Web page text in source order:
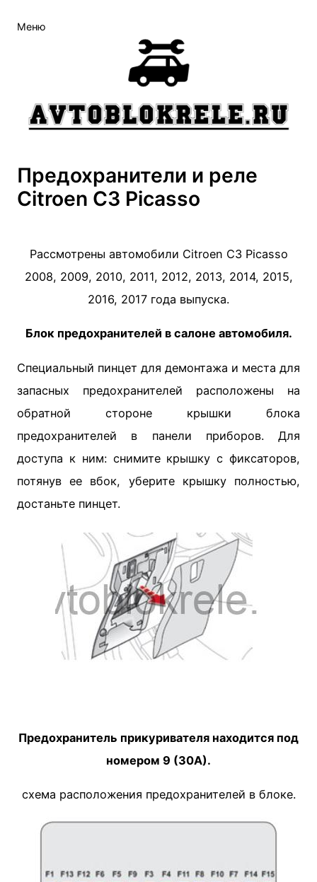
Меню
Предохранители и реле
Citroen C3 Picasso
Рассмотрены автомобили Citroen C3 Picasso
2008, 2009, 2010, 2011, 2012, 2013, 2014, 2015,
2016, 2017 года выпуска.
Блок предохранителей в салоне автомобиля.
Специальный пинцет для демонтажа и места для
запасных предохранителей расположены на
обратной стороне крышки блока
предохранителей в панели приборов. Для
доступа к ним: снимите крышку с фиксаторов,
потянув ее вбок, уберите крышку полностью,
достаньте пинцет.
Предохранитель прикуривателя находится под
номером 9 (30А).
схема расположения предохранителей в блоке.